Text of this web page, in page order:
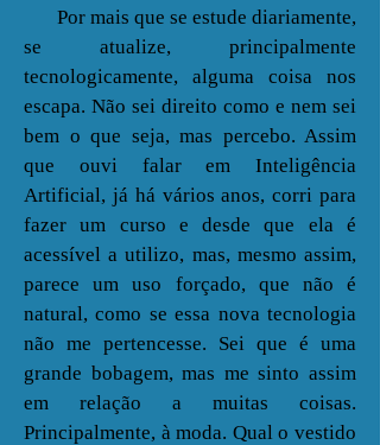
Por mais que se estude diariamente,
se atualize, principalmente
tecnologicamente, alguma coisa nos
escapa. Não sei direito como e nem sei
bem o que seja, mas percebo. Assim
que ouvi falar em Inteligência
Artificial, já há vários anos, corri para
fazer um curso e desde que ela é
acessível a utilizo, mas, mesmo assim,
parece um uso forçado, que não é
natural, como se essa nova tecnologia
não me pertencesse. Sei que é uma
grande bobagem, mas me sinto assim
em relação a muitas coisas.
Principalmente, à moda. Qual o vestido